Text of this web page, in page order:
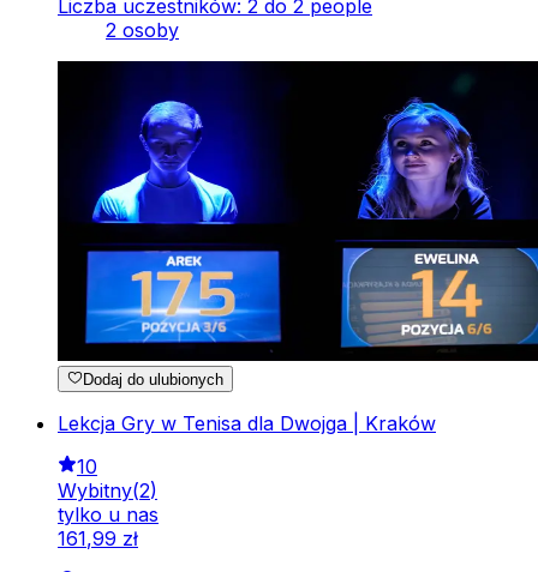
Liczba uczestników: 2 do 2 people
2 osoby
Dodaj do ulubionych
Lekcja Gry w Tenisa dla Dwojga | Kraków
10
Wybitny(2)
tylko u nas
161,99 zł